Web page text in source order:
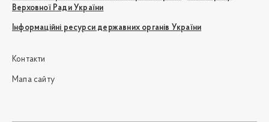
Верховної Ради України
Інформаційні ресурси державних органів України
Контакти
Мапа сайту